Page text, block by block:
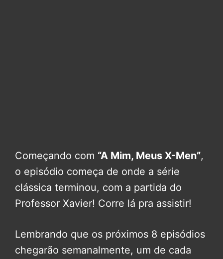
Começando com “A Mim, Meus X-Men”,
o episódio começa de onde a série
clássica terminou, com a partida do
Professor Xavier! Corre lá pra assistir!
Lembrando que os próximos 8 episódios
chegarão semanalmente, um de cada